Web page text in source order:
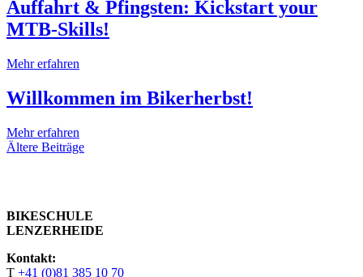
Auffahrt & Pfingsten: Kickstart your
MTB-Skills!
Mehr erfahren
Willkommen im Bikerherbst!
Mehr erfahren
Beitragsnavigation
Ältere Beiträge
BIKESCHULE
LENZERHEIDE
Kontakt:
T +41 (0)81 385 10 70